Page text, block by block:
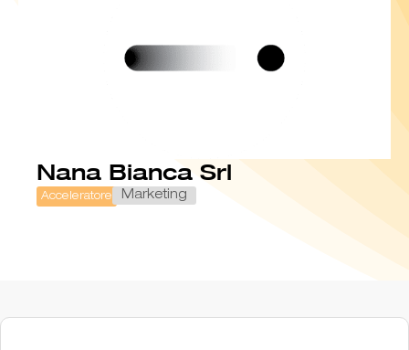
Nana Bianca Srl
Acceleratore Marketing